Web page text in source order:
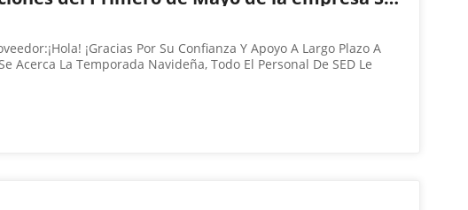
¡Gracias Por Su Confianza Y Apoyo A Largo Plazo A
Acerca La Temporada Navideña, Todo El Personal De SED Le
Continuo Apoyo Al Soporte Y La...